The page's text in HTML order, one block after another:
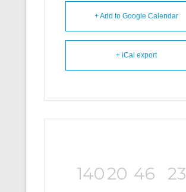
+ Add to Google Calendar
+ iCal export
14020 46 23